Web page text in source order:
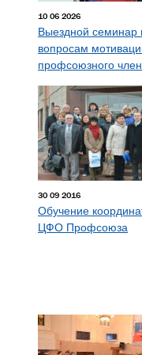
10 06 2026
Выездной семинар
вопросам
профсоюзного
30 09 2016
Обучение
ЦФО Профсоюза